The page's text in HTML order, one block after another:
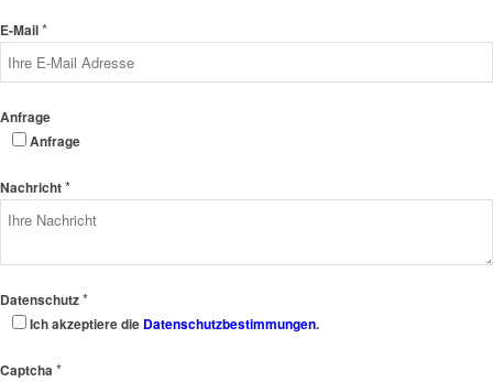
E-Mail*
Anfrage
Anfrage
Nachricht*
Datenschutz*
Ich akzeptiere die Datenschutzbestimmungen.
Captcha *